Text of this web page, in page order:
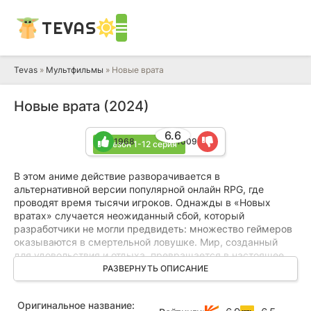
TEVAS
Tevas » Мультфильмы » Новые врата
Новые врата (2024)
1 сезон 1-12 серия
6.6
1968 1009
В этом аниме действие разворачивается в
альтернативной версии популярной онлайн RPG, где
проводят время тысячи игроков. Однажды в «Новых
вратах» случается неожиданный сбой, который
разработчики не могли предвидеть: множество геймеров
оказываются в смертельной ловушке. Мир, созданный
для удовольствия и отдыха, превращается в настоящее
испытание, вынуждая игроков бороться за жизнь.
один из сильнейших персонажей на сервере. Система
РАЗВЕРНУТЬ ОПИСАНИЕ
Оригинальное название: